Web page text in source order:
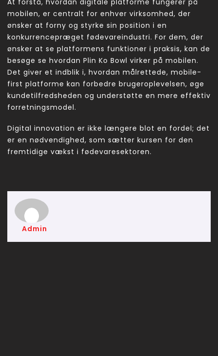
mobilen, er centralt for enhver virksomhed, der
ønsker at forny og styrke sin position i en
konkurrencepræget fødevareindustri. For dem, der
ønsker at se platformens funktioner i praksis, kan de
besøge se hvordan Plin Ko Bowl virker på mobilen.
Det giver et indblik i, hvordan målrettede, mobile-
first platforme kan forbedre brugeroplevelsen, øge
kundetilfredsheden og understøtte en mere effektiv
forretningsmodel.
Digital innovation er ikke længere blot en fordel; det
er en nødvendighed, som sætter kursen for den
fremtidige vækst i fødevaresektoren.
Admin